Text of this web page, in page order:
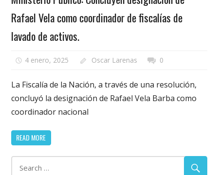
Rafael Vela como coordinador de fiscalías de
lavado de activos.
4 enero, 2025 Oscar Larenas 0
La Fiscalía de la Nación, a través de una resolución,
concluyó la designación de Rafael Vela Barba como
coordinador nacional
READ MORE